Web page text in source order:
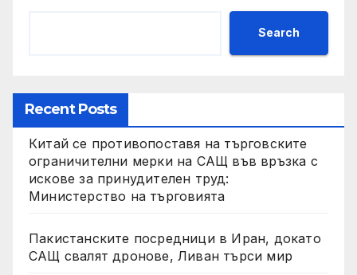
Search
Recent Posts
Китай се противопоставя на търговските
ограничителни мерки на САЩ във връзка с
искове за принудителен труд:
Министерство на търговията
Пакистанските посредници в Иран, докато
САЩ свалят дронове, Ливан търси мир